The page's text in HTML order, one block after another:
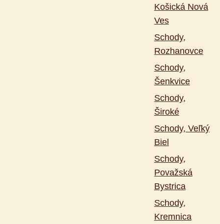
Košická Nová
Ves
Schody,
Rozhanovce
Schody,
Šenkvice
Schody,
Široké
Schody, Veľký
Biel
Schody,
Považská
Bystrica
Schody,
Kremnica